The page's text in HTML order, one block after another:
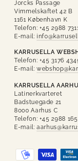
Jorcks Passage
Vimmelskaftet 42 B
1161 København K
Telefon: +45 2988
E-mail:
KARRUSELLA
Telefon: +45 3176
E-mail:
KARRUSELLA
Latinerkvarteret
Badstuegade 21
8000 Aarhus C
Telefon: +45 2988
E-mail: